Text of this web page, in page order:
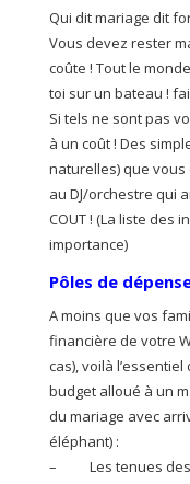
Qui dit mariage dit
Vous devez rester
coûte ! Tout le
toi sur un bateau !
Si tels ne sont pas
à un coût ! Des
naturelles) que
au DJ/orchestre qui
COUT ! (La liste des
importance)
Pôles de
A moins que vos
financière de votre
cas), voilà
budget alloué à un
du mariage avec
éléphant) :
– Les tenues des